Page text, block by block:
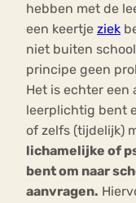
hebben met de
een keertje ziek
niet buiten
principe geen
Het is echter een
leerplichtig bent
of zelfs (tijdelijk)
lichamelijke of
bent om naar
aanvragen.